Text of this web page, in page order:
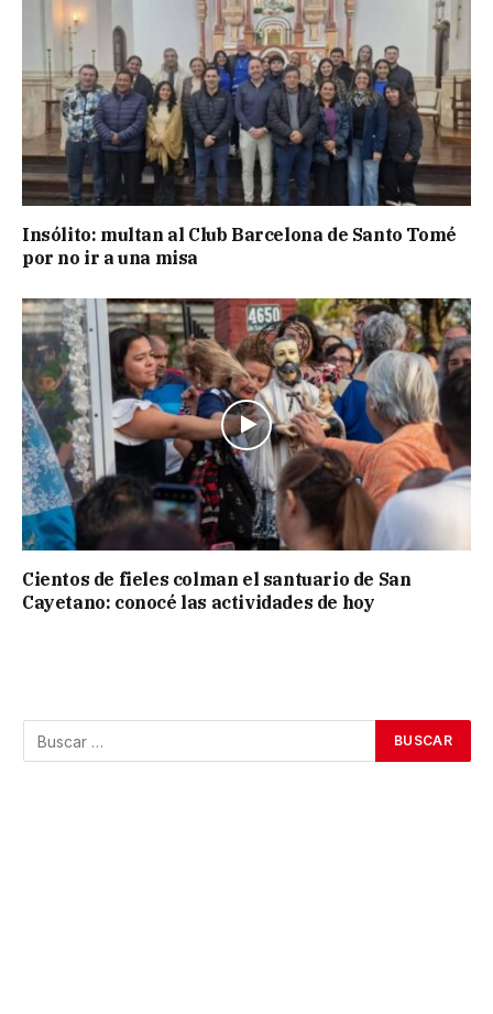
Insólito: multan al Club Barcelona de Santo Tomé
por no ir a una misa
Cientos de fieles colman el santuario de San
Cayetano: conocé las actividades de hoy